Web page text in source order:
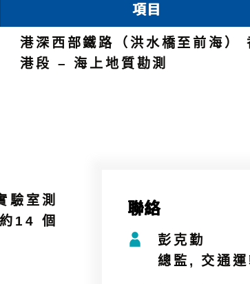
項目
港深西部鐵路（洪水橋至前海）
港段 – 海上地質勘測
驗室測
14 個
聯絡
彭克勤
總監, 交通運